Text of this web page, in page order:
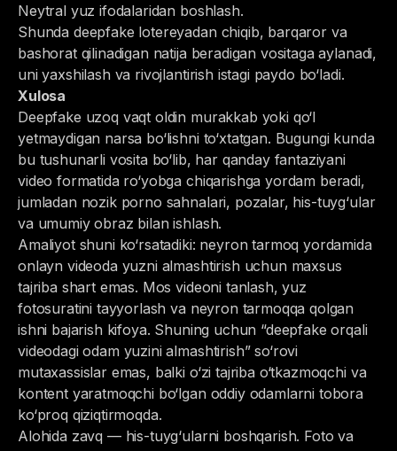
Neytral yuz ifodalaridan boshlash.
Shunda deepfake lotereyadan chiqib, barqaror va
bashorat qilinadigan natija beradigan vositaga aylanadi,
uni yaxshilash va rivojlantirish istagi paydo bo‘ladi.
Xulosa
Deepfake uzoq vaqt oldin murakkab yoki qo‘l
yetmaydigan narsa bo‘lishni to‘xtatgan. Bugungi kunda
bu tushunarli vosita bo‘lib, har qanday fantaziyani
video formatida ro‘yobga chiqarishga yordam beradi,
jumladan nozik porno sahnalari, pozalar, his-tuyg‘ular
va umumiy obraz bilan ishlash.
Amaliyot shuni ko‘rsatadiki: neyron tarmoq yordamida
onlayn videoda yuzni almashtirish uchun maxsus
tajriba shart emas. Mos videoni tanlash, yuz
fotosuratini tayyorlash va neyron tarmoqqa qolgan
ishni bajarish kifoya. Shuning uchun “deepfake orqali
videodagi odam yuzini almashtirish” so‘rovi
mutaxassislar emas, balki o‘zi tajriba o‘tkazmoqchi va
kontent yaratmoqchi bo‘lgan oddiy odamlarni tobora
ko‘proq qiziqtirmoqda.
Alohida zavq — his-tuyg‘ularni boshqarish. Foto va